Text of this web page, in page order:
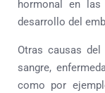
hormonal en
desarrollo del
Otras causas
sangre,
como por